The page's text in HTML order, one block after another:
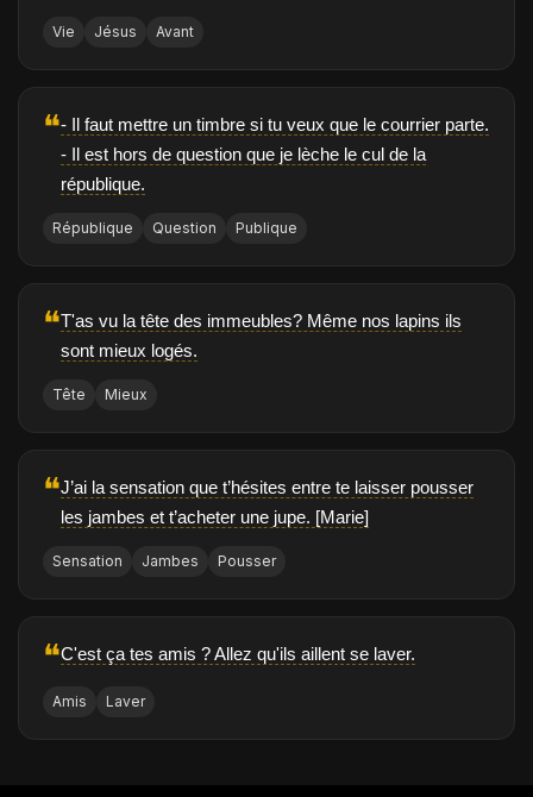
Vie Jésus Avant
❝- Il faut mettre un timbre si tu veux que le courrier parte.
- Il est hors de question que je lèche le cul de la
république.
République Question Publique
❝T'as vu la tête des immeubles? Même nos lapins ils
sont mieux logés.
Tête Mieux
❝J’ai la sensation que t’hésites entre te laisser pousser
les jambes et t’acheter une jupe. [Marie]
Sensation Jambes Pousser
❝C'est ça tes amis ? Allez qu'ils aillent se laver.
Amis Laver